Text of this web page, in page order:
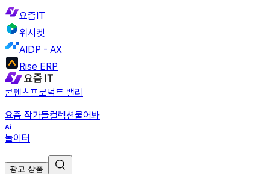
요즘IT
위시켓
AIDP - AX
Rise ERP
콘텐츠프로덕트 밸리
요즘 작가들컬렉션물어봐
놀이터
광고 상품